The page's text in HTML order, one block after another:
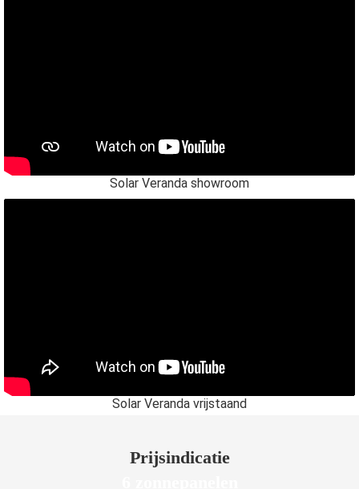
Solar Veranda showroom
Solar Veranda vrijstaand
Prijsindicatie